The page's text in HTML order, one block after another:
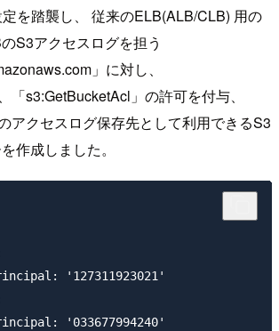
を踏襲し、 従来のELB(ALB/CLB) 用の
S3アクセスログを担う
」に対し、
「s3:GetBucketAcl」の許可を付与、
アクセスログ保存先として利用できるS3
作成しました。
'127311923021'
'033677994240'